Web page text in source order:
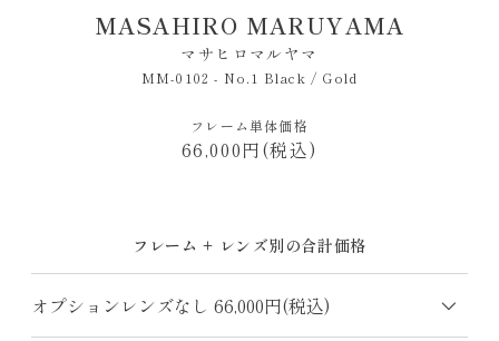
MASAHIRO MARUYAMA
マサヒロマルヤマ
MM-0102 - No.1 Black / Gold
フレーム単体価格
66,000円(税込)
フレーム + レンズ別の合計価格